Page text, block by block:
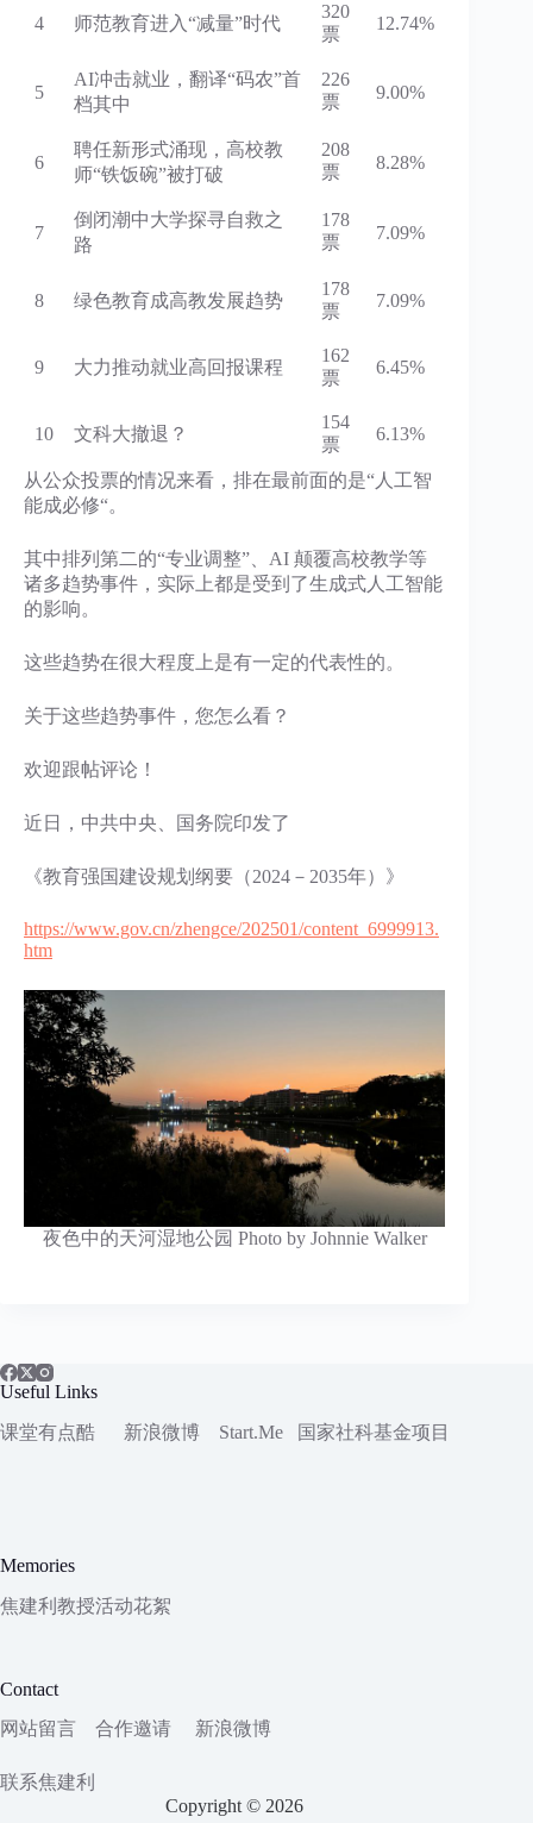
4 师范教育进入“减量”时代
320
票
12.74%
5
AI冲击就业，翻译“码农”首
档其中
226
票
9.00%
6
聘任新形式涌现，高校教
师“铁饭碗”被打破
208
票
8.28%
7
倒闭潮中大学探寻自救之
路
178
票
7.09%
8 绿色教育成高教发展趋势
178
票
7.09%
9 大力推动就业高回报课程
162
票
6.45%
10 文科大撤退？
154
票
6.13%
从公众投票的情况来看，排在最前面的是“人工智
能成必修“。
其中排列第二的“专业调整”、AI 颠覆高校教学等
诸多趋势事件，实际上都是受到了生成式人工智能
的影响。
这些趋势在很大程度上是有一定的代表性的。
关于这些趋势事件，您怎么看？
欢迎跟帖评论！
近日，中共中央、国务院印发了
《教育强国建设规划纲要（2024－2035年）》
https://www.gov.cn/zhengce/202501/content_6999913.
htm
夜色中的天河湿地公园 Photo by Johnnie Walker
Useful Links
课堂有点酷
新浪微博 Start.Me 国家社科基金项目
Memories
焦建利教授活动花絮
Contact
网站留言
合作邀请 新浪微博
联系焦建利
Copyright © 2026